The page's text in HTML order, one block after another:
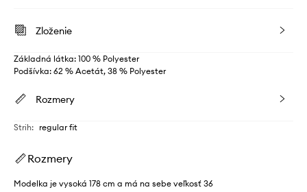
Zloženie
Základná látka: 100 % Polyester
Podšívka: 62 % Acetát, 38 % Polyester
Rozmery
Strih: regular fit
Rozmery
Modelka je vysoká 178 cm a má na sebe veľkosť 36